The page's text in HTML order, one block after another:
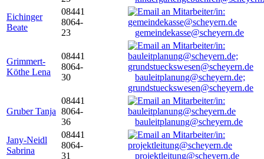
Eichinger
Beate
08441
8064-
23
gemeindekasse@scheyern.de
Grimmert-
Köthe Lena
08441
8064-
30
bauleitplanung@scheyern.de;
grundstueckswesen@scheyern.de
Gruber Tanja
08441
8064-
36
bauleitplanung@scheyern.de
Jany-Neidl
Sabrina
08441
8064-
31
projektleitung@scheyern.de